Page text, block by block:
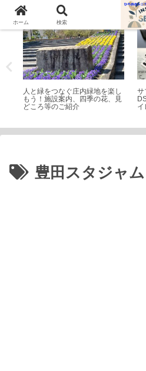
公園・遊園地
人と緑をつなぐ庄内緑地を楽し
もう！施設案内、四季の花、見
どころ等のご紹介
家
サ
イ
豊田スタジャム
ホーム 検索